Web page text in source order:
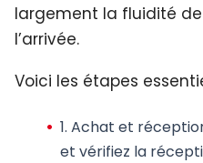
largement la fluidité
l’arrivée.
Voici les étapes
1. Achat et
et vérifiez la